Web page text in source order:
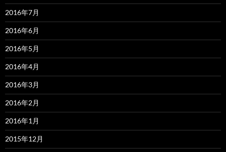
2016年7月
2016年6月
2016年5月
2016年4月
2016年3月
2016年2月
2016年1月
2015年12月